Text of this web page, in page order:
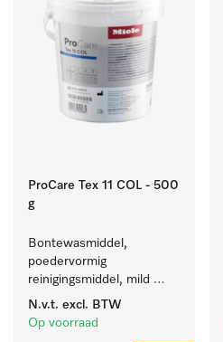
ProCare Tex 11 COL - 500
g
Bontewasmiddel,
poedervormig
reinigingsmiddel, mild
alkalisch, 500 kg voor
behoud van kleur en
N.v.t. excl. BTW
Op voorraad